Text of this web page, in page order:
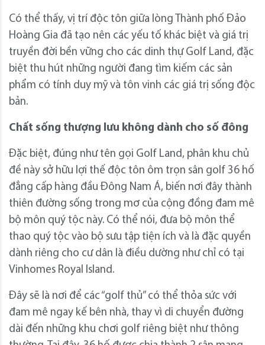
Có thể thấy, vị trí độc tôn giữa lòng Thành phố Đảo
Hoàng Gia đã tạo nên các yếu tố khác biệt và giá trị
truyền đời bền vững cho các dinh thự Golf Land, đặc
biệt thu hút những người đang tìm kiếm các sản
phẩm có tính duy mỹ và tôn vinh các giá trị sống độc
bản.
Chất sống thượng lưu không dành cho số đông
Đặc biệt, đúng như tên gọi Golf Land, phân khu chủ
đề này sở hữu lợi thế độc tôn ôm trọn sân golf 36 hố
đẳng cấp hàng đầu Đông Nam Á, biến nơi đây thành
thiên đường sống trong mơ của cộng đồng đam mê
bộ môn quý tộc này. Có thể nói, đưa bộ môn thể
thao quý tộc vào bộ sưu tập tiện ích và là đặc quyền
dành riêng cho cư dân là điều dường như chỉ có tại
Vinhomes Royal Island.
Đây sẽ là nơi để các “golf thủ” có thể thỏa sức với
đam mê ngay kế bên nhà, thay vì di chuyển đường
dài đến những khu chơi golf riêng biệt như thông